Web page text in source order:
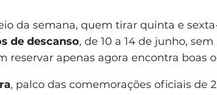
da semana, quem tirar quinta e
de descanso, de 10 a 14 de junho,
reservar apenas agora encontra boas
, palco das comemorações oficiais de